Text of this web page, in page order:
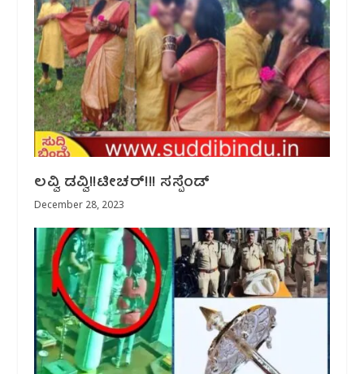
ಲವ್ವಿ ಡವ್ವಿ!!ಟೀಚರ್!!! ಸಸ್ಪೆಂಡ್
December 28, 2023